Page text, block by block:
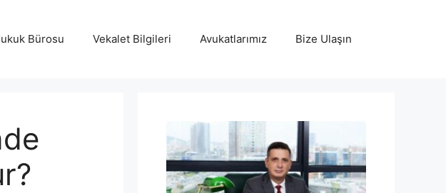
Bürosu Vekalet Bilgileri Avukatlarımız Bize Ulaşın